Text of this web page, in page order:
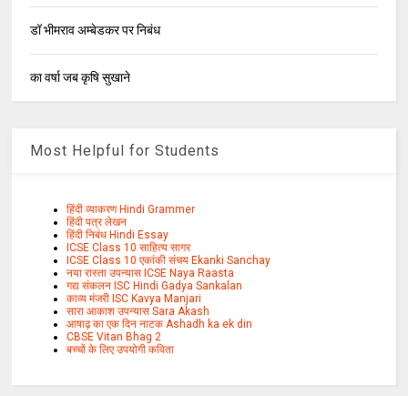
डॉ भीमराव अम्बेडकर पर निबंध
का वर्षा जब कृषि सुखाने
Most Helpful for Students
हिंदी व्याकरण Hindi Grammer
हिंदी पत्र लेखन
हिंदी निबंध Hindi Essay
ICSE Class 10 साहित्य सागर
ICSE Class 10 एकांकी संचय Ekanki Sanchay
नया रास्ता उपन्यास ICSE Naya Raasta
गद्य संकलन ISC Hindi Gadya Sankalan
काव्य मंजरी ISC Kavya Manjari
सारा आकाश उपन्यास Sara Akash
आषाढ़ का एक दिन नाटक Ashadh ka ek din
CBSE Vitan Bhag 2
बच्चों के लिए उपयोगी कविता